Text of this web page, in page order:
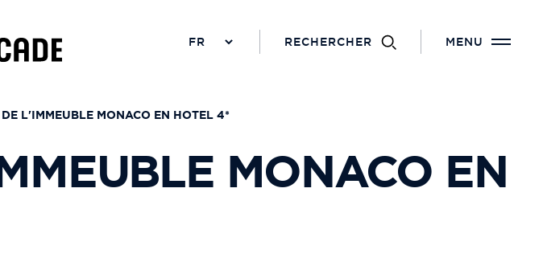
RECHERCHER MENU
L'IMMEUBLE MONACO EN HOTEL 4*
MONACO EN